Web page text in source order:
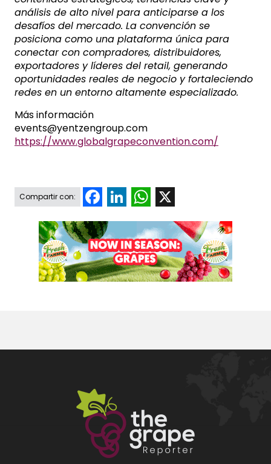
análisis de alto nivel para anticiparse a los
desafíos del mercado. La convención se
posiciona como una plataforma única para
conectar con compradores, distribuidores,
exportadores y líderes del retail, generando
oportunidades reales de negocio y fortaleciendo
redes en un entorno altamente especializado.
Más información
events@yentzengroup.com
https://www.globalgrapeconvention.com/
Compartir con: FacebookLinkedInWhatsApp